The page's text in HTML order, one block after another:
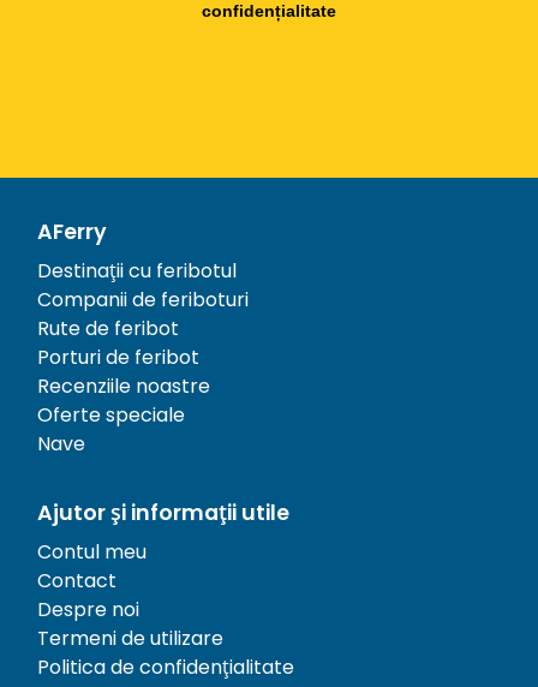
confidențialitate
AFerry
Destinații cu feribotul
Companii de feriboturi
Rute de feribot
Porturi de feribot
Recenziile noastre
Oferte speciale
Nave
Ajutor și informații utile
Contul meu
Contact
Despre noi
Termeni de utilizare
Politica de confidențialitate